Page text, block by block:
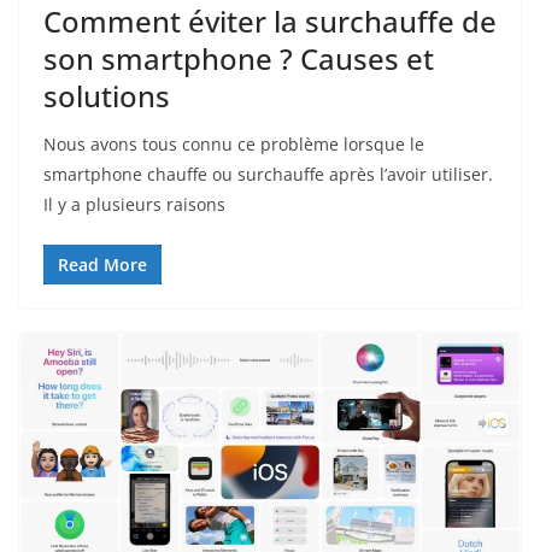
Comment éviter la surchauffe de
son smartphone ? Causes et
solutions
Nous avons tous connu ce problème lorsque le
smartphone chauffe ou surchauffe après l’avoir utiliser.
Il y a plusieurs raisons
Read More